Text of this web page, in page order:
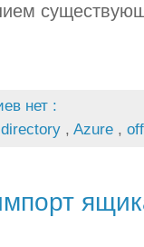
нет :
, Azure ,